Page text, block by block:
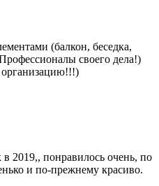
(балкон, беседка,
своего дела!)
организацию!!!)
2019,, понравилось очень, по
и по-прежнему красиво.